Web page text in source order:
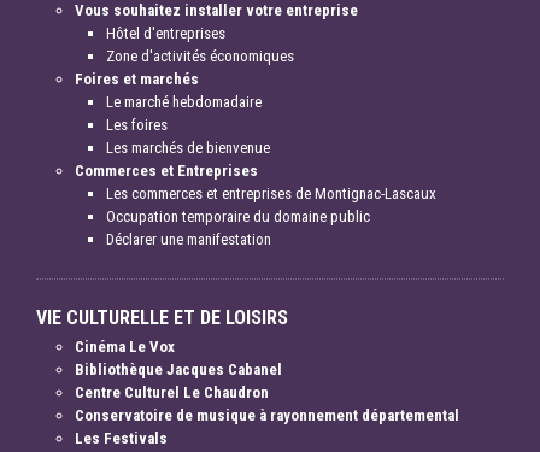
Vous souhaitez installer votre entreprise
Hôtel d'entreprises
Zone d'activités économiques
Foires et marchés
Le marché hebdomadaire
Les foires
Les marchés de bienvenue
Commerces et Entreprises
Les commerces et entreprises de Montignac-Lascaux
Occupation temporaire du domaine public
Déclarer une manifestation
VIE CULTURELLE ET DE LOISIRS
Cinéma Le Vox
Bibliothèque Jacques Cabanel
Centre Culturel Le Chaudron
Conservatoire de musique à rayonnement départemental
Les Festivals